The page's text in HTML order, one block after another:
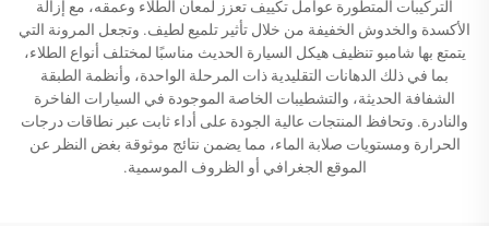
التركيبات المتطورة عوامل تكييف تعزز لمعان الطلاء وعمقه، مع إزالة
الأكسدة والخدوش الخفيفة من خلال تأثير تلميع لطيف. وتجعل المرونة التي
يتمتع بها شامبو تنظيف هيكل السيارة الحديث مناسبًا لمختلف أنواع الطلاء،
بما في ذلك الدهانات التقليدية ذات المرحلة الواحدة، وأنظمة الطبقة
الشفافة الحديثة، والتشطيبات الخاصة الموجودة في السيارات الفاخرة
والنادرة. وتحافظ المنتجات عالية الجودة على أداء ثابت عبر نطاقات درجات
الحرارة ومستويات صلابة الماء، مما يضمن نتائج موثوقة بغض النظر عن
الموقع الجغرافي أو الظروف الموسمية.